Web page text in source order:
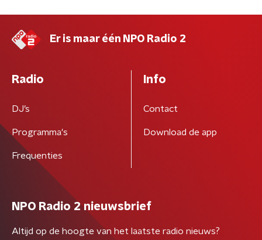
Er is maar één NPO Radio 2
Radio
DJ’s
Programma's
Frequenties
Info
Contact
Download de app
NPO Radio 2 nieuwsbrief
Altijd op de hoogte van het laatste radio nieuws?